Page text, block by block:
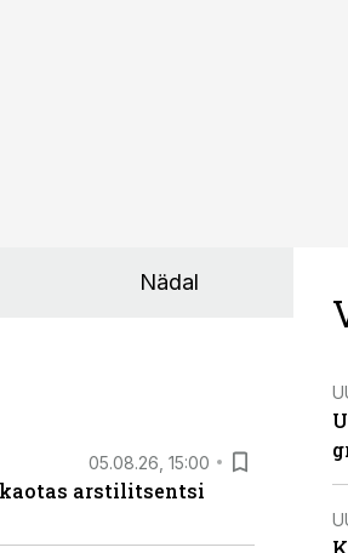
Nädal
05.08.26, 15:00
arstilitsentsi